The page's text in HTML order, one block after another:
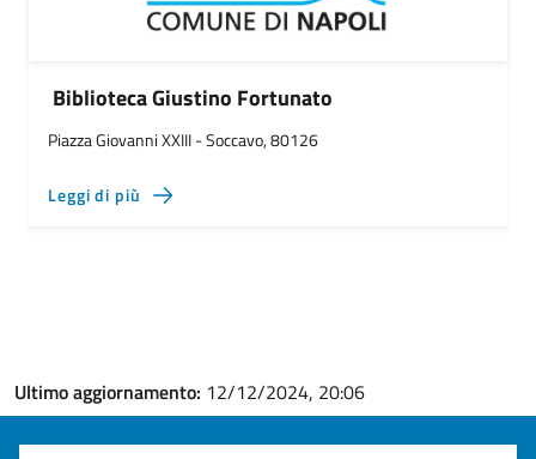
Biblioteca Giustino Fortunato
Piazza Giovanni XXIII - Soccavo, 80126
Leggi di più
Ultimo aggiornamento: 12/12/2024, 20:06